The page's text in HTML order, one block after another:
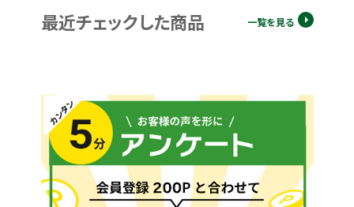
最近チェックした商品 一覧を見る